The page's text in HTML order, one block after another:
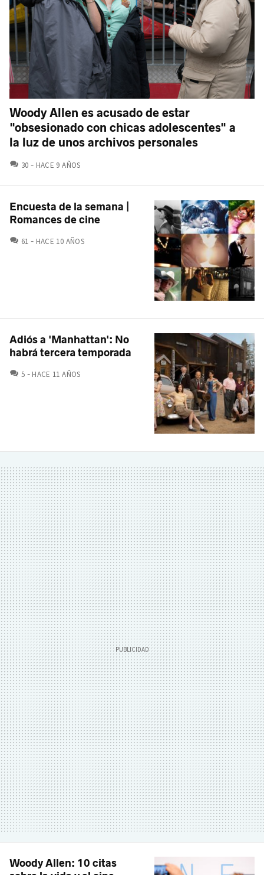
Woody Allen es acusado de estar
"obsesionado con chicas adolescentes" a
la luz de unos archivos personales
30 COMENTARIOS
HACE 9 AÑOS
Encuesta de la semana |
Romances de cine
61 COMENTARIOS
HACE 10 AÑOS
Adiós a 'Manhattan': No
habrá tercera temporada
5 COMENTARIOS
HACE 11 AÑOS
Woody Allen: 10 citas